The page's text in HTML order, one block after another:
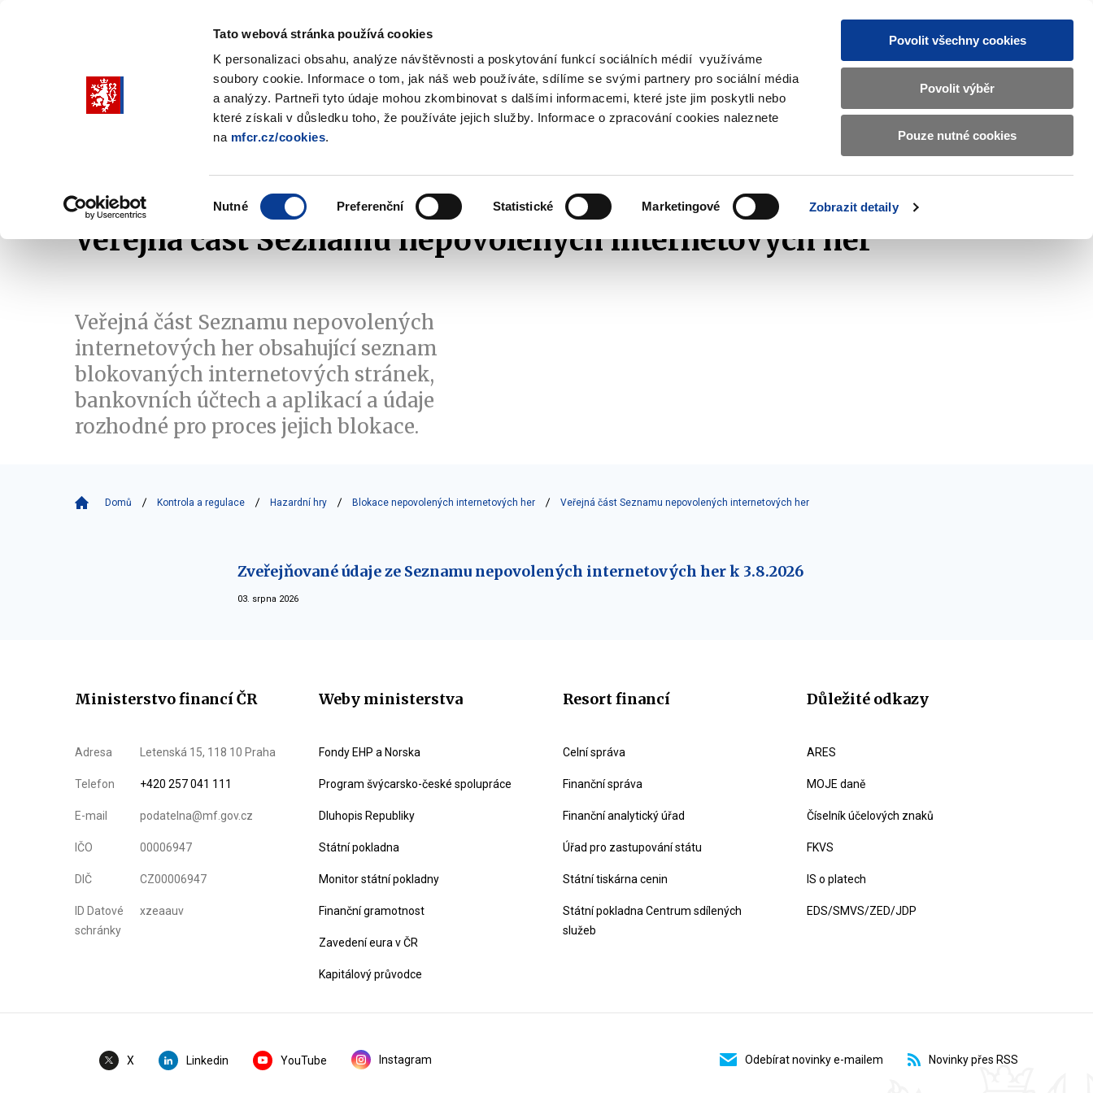
Tato webová stránka používá cookies
K personalizaci obsahu, analýze návštěvnosti a poskytování funkcí sociálních médií využíváme
soubory cookie. Informace o tom, jak náš web používáte, sdílíme se svými partnery pro sociální média
a analýzy. Partneři tyto údaje mohou zkombinovat s dalšími informacemi, které jste jim poskytli nebo
které získali v důsledku toho, že používáte jejich služby. Informace o zpracování cookies naleznete
na mfcr.cz/cookies.
Nutné Preferenční Statistické Marketingové Zobrazit detaily
Povolit všechny cookies
Povolit výběr
Pouze nutné cookies
Vyhledat
našeptaných
CZ EN
Základní
informace
o
Ministerstvu
financí
submenu
submenu
politika
submenu
submenu
účetnictví
submenu
EU
submenu
Veřejná část Seznamu nepovolených internetových her
Veřejná část Seznamu nepovolených
internetových her obsahující seznam
blokovaných internetových stránek,
bankovních účtech a aplikací a údaje
rozhodné pro proces jejich blokace.
Domů Kontrola a regulace Hazardní hry Blokace nepovolených internetových her Veřejná část Seznamu nepovolených internetových her
Zveřejňované údaje ze Seznamu nepovolených internetových her k 3.8.2026
03. srpna 2026
Ministerstvo financí ČR
Adresa Letenská 15, 118 10 Praha
Telefon +420 257 041 111
E-mail podatelna@mf.gov.cz
IČO 00006947
DIČ CZ00006947
ID Datové
schránky
xzeaauv
Weby ministerstva
Fondy EHP a Norska
Program švýcarsko-české spolupráce
Dluhopis Republiky
Státní pokladna
Monitor státní pokladny
Finanční gramotnost
Zavedení eura v ČR
Kapitálový průvodce
Resort financí
Celní správa
Finanční správa
Finanční analytický úřad
Úřad pro zastupování státu
Státní tiskárna cenin
Státní pokladna Centrum sdílených
služeb
Důležité odkazy
ARES
MOJE daně
Číselník účelových znaků
FKVS
IS o platech
EDS/SMVS/ZED/JDP
X Linkedin YouTube Instagram Odebírat novinky e-mailem Novinky přes RSS